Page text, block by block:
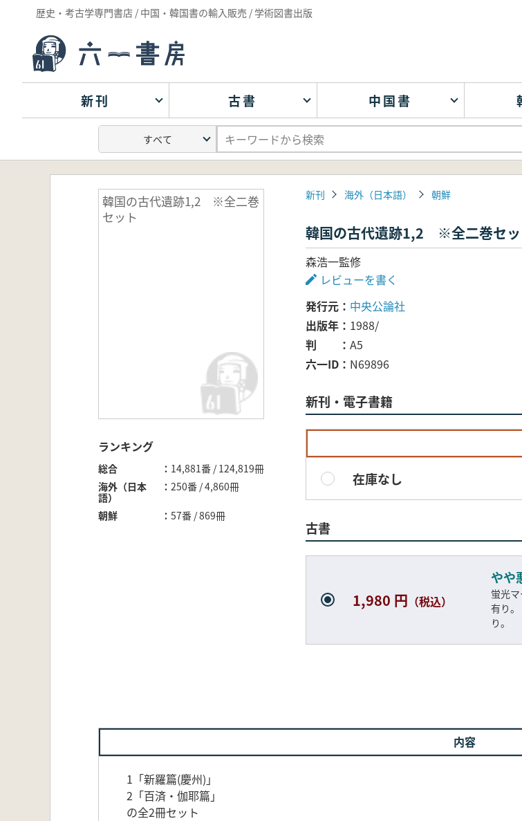
歴史・考古学専門書店 / 中国・韓国書の輸入販売 / 学術図書出版
新刊 古書 中国書
韓国の古代遺跡1,2 ※全二巻
セット
ランキング
総合
14,881番 / 124,819冊
海外（日本
語）
250番 / 4,860冊
朝鮮 57番 / 869冊
新刊 海外（日本語） 朝鮮
韓国の古代遺跡1,2 ※全二巻セッ
森浩一監修
レビューを書く
発行元
中央公論社
出版年
1988/
判
A5
六一ID
N69896
新刊・電子書籍
在庫なし
古書
1,980 円 （税込）
やや
蛍光
有り
り。
内容
1「新羅篇(慶州)」
2「百済・伽耶篇」
の全2冊セット